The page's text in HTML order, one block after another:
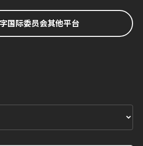
国际委员会其他平台